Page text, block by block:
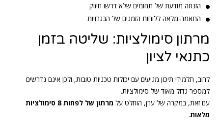
הזנחה מודעת של תחומים שלא דרשו חיזוק
התאמה מלאה ללוחות הזמנים של הבגרויות
מרתון סימולציות: שליטה בזמן
כתנאי לציון
לרוב, תלמידי תיכון מגיעים עם יכולות טכניות טובות, ולכן אינם נדרשים
למספר גדול מאוד של סימולציות.
עם זאת, במקרה של ערן, הוחלט על
מרתון של לפחות 8 סימולציות
מלאות.